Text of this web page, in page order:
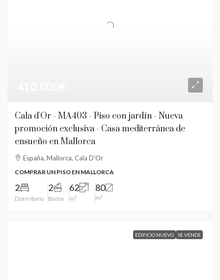
Cala d'Or - MA403 - Piso con jardín - Nueva
promoción exclusiva - Casa mediterránea de
ensueño en Mallorca
España, Mallorca, Cala D'Or
COMPRAR UN PISO EN MALLORCA
2
Dormitorio
2
Baños
62
m²
80
m²
EDIFICIO NUEVO SE VENDE